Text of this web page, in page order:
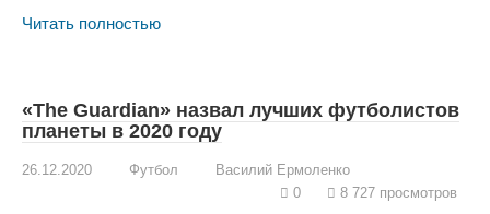
Читать полностью
«The Guardian» назвал лучших футболистов
планеты в 2020 году
26.12.2020 Футбол
Василий Ермоленко
0
8 727 просмотров